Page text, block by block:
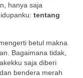
hanya saja
tentang
betul makna
Bagaimana tidak,
saja diberi
bendera merah